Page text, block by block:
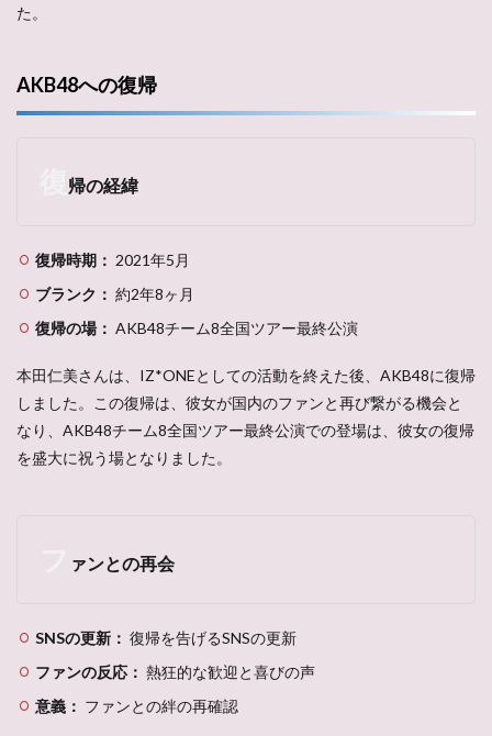
た。
AKB48への復帰
帰の経緯
復帰時期： 2021年5月
ブランク： 約2年8ヶ月
復帰の場： AKB48チーム8全国ツアー最終公演
本田仁美さんは、IZ*ONEとしての活動を終えた後、AKB48に復帰
しました。この復帰は、彼女が国内のファンと再び繋がる機会と
なり、AKB48チーム8全国ツアー最終公演での登場は、彼女の復帰
を盛大に祝う場となりました。
ァンとの再会
SNSの更新： 復帰を告げるSNSの更新
ファンの反応： 熱狂的な歓迎と喜びの声
意義： ファンとの絆の再確認